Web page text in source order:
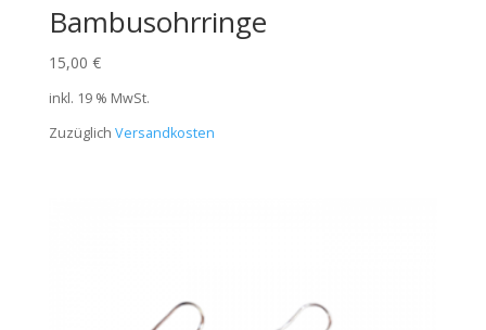
Bambusohrringe
15,00 €
inkl. 19 % MwSt.
Zuzüglich Versandkosten